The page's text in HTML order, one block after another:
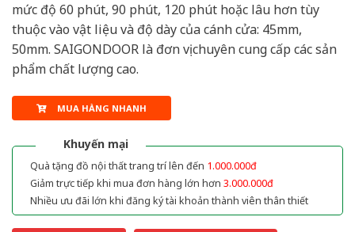
mức độ 60 phút, 90 phút, 120 phút hoặc lâu hơn tùy
thuộc vào vật liệu và độ dày của cánh cửa: 45mm,
50mm. SAIGONDOOR là đơn vị chuyên cung cấp các sản
phẩm chất lượng cao.
MUA HÀNG NHANH
Khuyến mại
Quà tặng đồ nội thất trang trí lên đến 1.000.000đ
Giảm trực tiếp khi mua đơn hàng lớn hơn 3.000.000đ
Nhiều ưu đãi lớn khi đăng ký tài khoản thành viên thân thiết